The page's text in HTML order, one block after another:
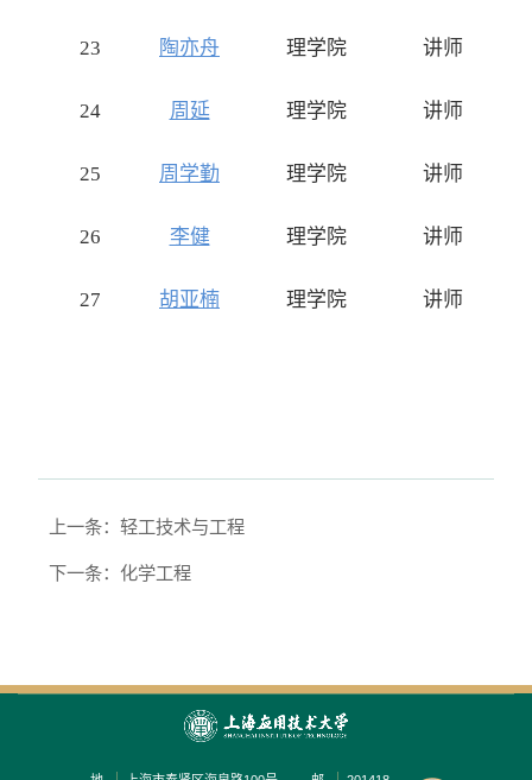
23 陶亦舟 理学院 讲师
24 周延 理学院 讲师
25 周学勤 理学院 讲师
26 李健 理学院 讲师
27 胡亚楠 理学院 讲师
上一条：轻工技术与工程
下一条：化学工程